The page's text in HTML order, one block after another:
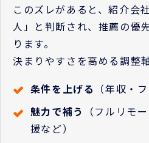
このズレがあると、紹介会
人」と判断され、推薦の優
ります。
決まりやすさを高める調整
条件を上げる （年収・フ
魅力で補う
（フルリモ
援など）